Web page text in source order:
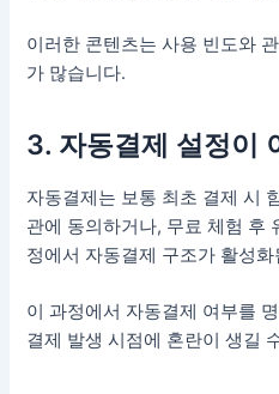
이러한 콘텐츠는 사용 빈도와
가 많습니다.
3. 자동결제 설정이
자동결제는 보통 최초 결제 시
관에 동의하거나, 무료 체험 후
정에서 자동결제 구조가 활성화
이 과정에서 자동결제 여부를
결제 발생 시점에 혼란이 생길